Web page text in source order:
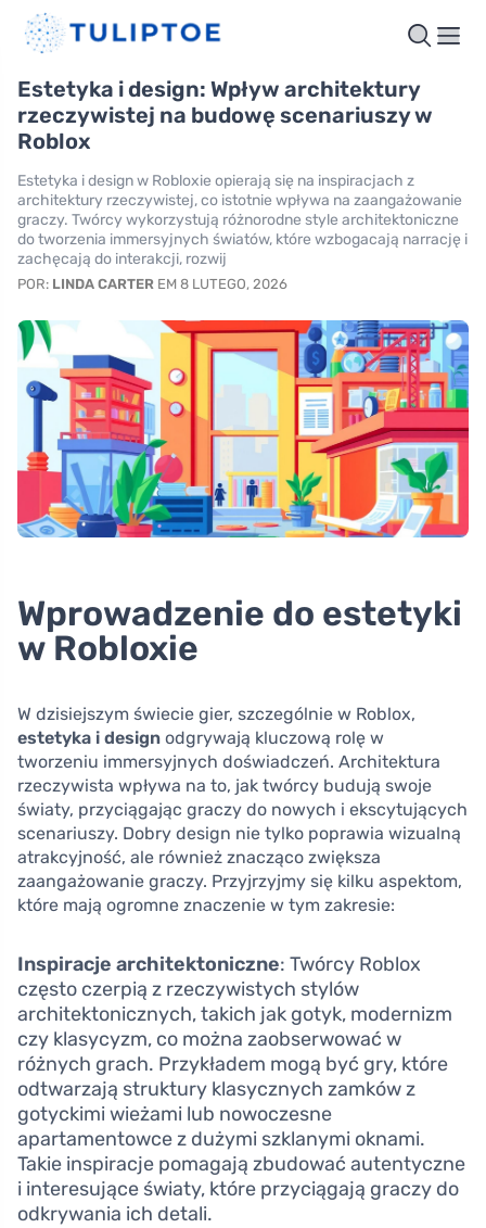
Estetyka i design: Wpływ architektury
rzeczywistej na budowę scenariuszy w
Roblox
Estetyka i design w Robloxie opierają się na inspiracjach z
architektury rzeczywistej, co istotnie wpływa na zaangażowanie
graczy. Twórcy wykorzystują różnorodne style architektoniczne
do tworzenia immersyjnych światów, które wzbogacają narrację i
zachęcają do interakcji, rozwij
POR: LINDA CARTER EM 8 LUTEGO, 2026
Wprowadzenie do estetyki
w Robloxie
W dzisiejszym świecie gier, szczególnie w Roblox,
estetyka i design odgrywają kluczową rolę w
tworzeniu immersyjnych doświadczeń. Architektura
rzeczywista wpływa na to, jak twórcy budują swoje
światy, przyciągając graczy do nowych i ekscytujących
scenariuszy. Dobry design nie tylko poprawia wizualną
atrakcyjność, ale również znacząco zwiększa
zaangażowanie graczy. Przyjrzyjmy się kilku aspektom,
które mają ogromne znaczenie w tym zakresie:
Inspiracje architektoniczne: Twórcy Roblox
często czerpią z rzeczywistych stylów
architektonicznych, takich jak gotyk, modernizm
czy klasycyzm, co można zaobserwować w
różnych grach. Przykładem mogą być gry, które
odtwarzają struktury klasycznych zamków z
gotyckimi wieżami lub nowoczesne
apartamentowce z dużymi szklanymi oknami.
Takie inspiracje pomagają zbudować autentyczne
i interesujące światy, które przyciągają graczy do
odkrywania ich detali.